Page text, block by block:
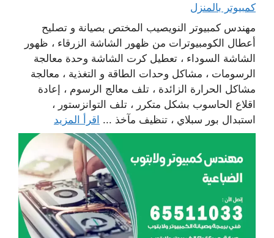
كمبيوتر بالمنزل
مهندس كمبيوتر النويصيب المختص بصيانة و تصليح
أعطال الكومبيوترات من ظهور الشاشة الزرقاء ، ظهور
الشاشة السوداء ، تعطيل كرت الشاشة وحدة معالجة
الرسومات ، مشاكل وحدات الطاقة و التغذية ، معالجة
مشاكل الحرارة الزائدة ، تلف معالج الرسوم ، إعادة
اقلاع الحاسوب بشكل متكرر ، تلف التوانزستور ،
استبدال بور سبلاي ، تنظيف مآخذ ... اقرأ المزيد